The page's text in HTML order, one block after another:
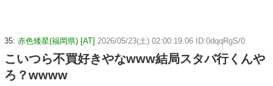
35: 赤色矮星(福岡県) [AT] 2026/05/23(土) 02:00:19.06 ID:0dqqRgS/0
こいつら不買好きやなwww結局スタバ行くんや
ろ？wwww